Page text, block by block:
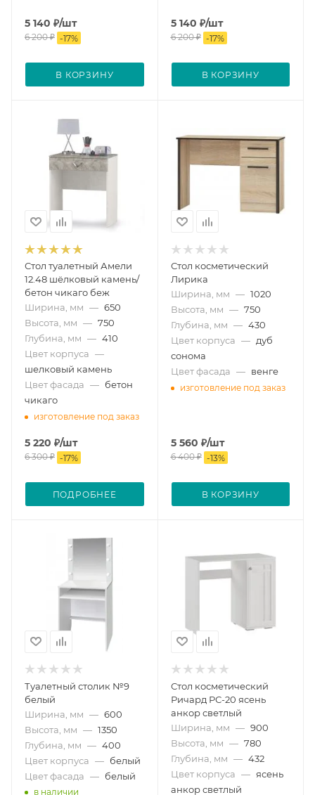
5 140 ₽/шт
6 200₽ -17%
В КОРЗИНУ
5 140 ₽/шт
6 200₽ -17%
В КОРЗИНУ
Стол туалетный Амели
12.48 шёлковый камень/
бетон чикаго беж
Ширина, мм — 650
Высота, мм — 750
Глубина, мм — 410
Цвет корпуса —
шелковый камень
Цвет фасада — бетон
чикаго
изготовление под заказ
5 220 ₽/шт
6 300₽ -17%
ПОДРОБНЕЕ
Стол косметический
Лирика
Ширина, мм — 1020
Высота, мм — 750
Глубина, мм — 430
Цвет корпуса — дуб
сонома
Цвет фасада — венге
изготовление под заказ
5 560 ₽/шт
6 400₽ -13%
В КОРЗИНУ
Туалетный столик №9
белый
Ширина, мм — 600
Высота, мм — 1350
Глубина, мм — 400
Цвет корпуса — белый
Цвет фасада — белый
в наличии
Стол косметический
Ричард РС-20 ясень
анкор светлый
Ширина, мм — 900
Высота, мм — 780
Глубина, мм — 432
Цвет корпуса — ясень
анкор светлый